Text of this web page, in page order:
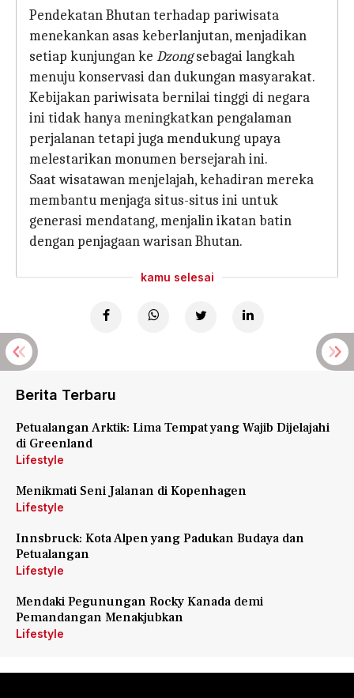
Pendekatan Bhutan terhadap pariwisata
menekankan asas keberlanjutan, menjadikan
setiap kunjungan ke Dzongsebagai langkah
menuju konservasi dan dukungan masyarakat.
Kebijakan pariwisata bernilai tinggi di negara
ini tidak hanya meningkatkan pengalaman
perjalanan tetapi juga mendukung upaya
melestarikan monumen bersejarah ini.
Saat wisatawan menjelajah, kehadiran mereka
membantu menjaga situs-situs ini untuk
generasi mendatang, menjalin ikatan batin
dengan penjagaan warisan Bhutan.
kamu selesai
Berita Terbaru
Petualangan Arktik: Lima Tempat yang Wajib Dijelajahi
di Greenland
Lifestyle
Menikmati Seni Jalanan di Kopenhagen
Lifestyle
Innsbruck: Kota Alpen yang Padukan Budaya dan
Petualangan
Lifestyle
Mendaki Pegunungan Rocky Kanada demi
Pemandangan Menakjubkan
Lifestyle